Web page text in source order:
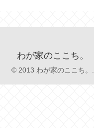
わが家のここち。
© 2013 わが家のここち。.